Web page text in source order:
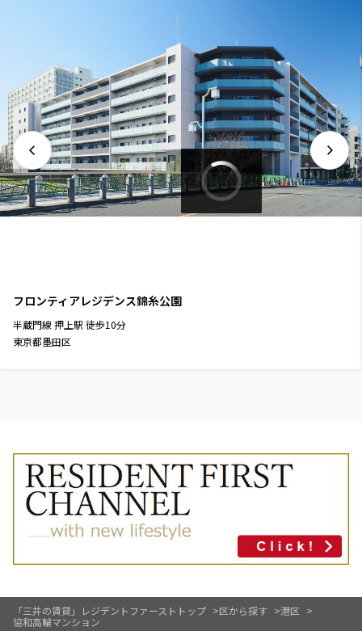
「三井の賃貸」レジデントファーストトップ 区から探す
港区
協和高輪マンション
フロンティアレジデンス錦糸公園
半蔵門線 押上駅 徒歩10分
東京都墨田区